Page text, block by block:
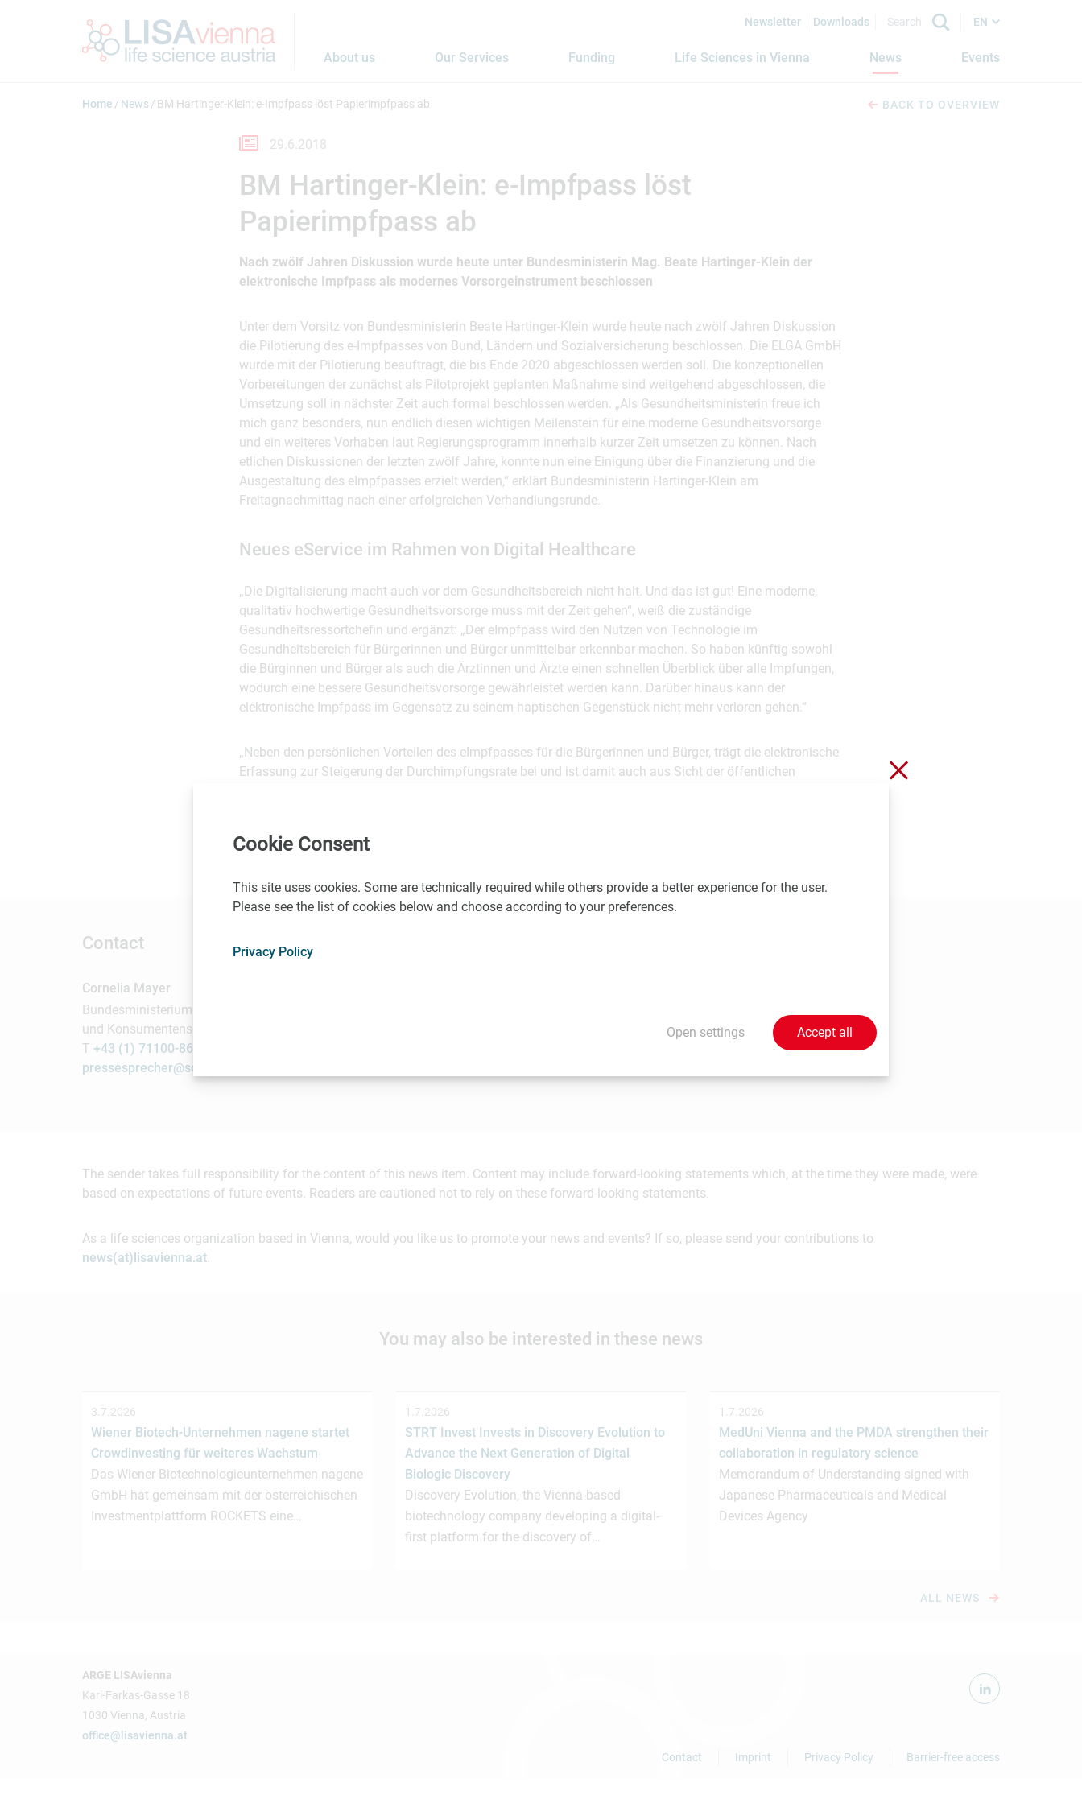
Newsletter Downloads EN
About us Our Services Funding Life Sciences in Vienna News Events
Home News BM Hartinger-Klein: e-Impfpass löst Papierimpfpass ab BACK TO OVERVIEW
29.6.2018
BM Hartinger-Klein: e-Impfpass löst
Papierimpfpass ab
Nach zwölf Jahren Diskussion wurde heute unter Bundesministerin Mag. Beate Hartinger-Klein der
elektronische Impfpass als modernes Vorsorgeinstrument beschlossen
Unter dem Vorsitz von Bundesministerin Beate Hartinger-Klein wurde heute nach zwölf Jahren Diskussion
die Pilotierung des e-Impfpasses von Bund, Ländern und Sozialversicherung beschlossen. Die ELGA GmbH
wurde mit der Pilotierung beauftragt, die bis Ende 2020 abgeschlossen werden soll. Die konzeptionellen
Vorbereitungen der zunächst als Pilotprojekt geplanten Maßnahme sind weitgehend abgeschlossen, die
Umsetzung soll in nächster Zeit auch formal beschlossen werden. „Als Gesundheitsministerin freue ich
mich ganz besonders, nun endlich diesen wichtigen Meilenstein für eine moderne Gesundheitsvorsorge
und ein weiteres Vorhaben laut Regierungsprogramm innerhalb kurzer Zeit umsetzen zu können. Nach
etlichen Diskussionen der letzten zwölf Jahre, konnte nun eine Einigung über die Finanzierung und die
Ausgestaltung des eImpfpasses erzielt werden,“ erklärt Bundesministerin Hartinger-Klein am
Freitagnachmittag nach einer erfolgreichen Verhandlungsrunde.
Neues eService im Rahmen von Digital Healthcare
„Die Digitalisierung macht auch vor dem Gesundheitsbereich nicht halt. Und das ist gut! Eine moderne,
qualitativ hochwertige Gesundheitsvorsorge muss mit der Zeit gehen“, weiß die zuständige
Gesundheitsressortchefin und ergänzt: „Der eImpfpass wird den Nutzen von Technologie im
Gesundheitsbereich für Bürgerinnen und Bürger unmittelbar erkennbar machen. So haben künftig sowohl
die Bürginnen und Bürger als auch die Ärztinnen und Ärzte einen schnellen Überblick über alle Impfungen,
wodurch eine bessere Gesundheitsvorsorge gewährleistet werden kann. Darüber hinaus kann der
elektronische Impfpass im Gegensatz zu seinem haptischen Gegenstück nicht mehr verloren gehen.“
„Neben den persönlichen Vorteilen des eImpfpasses für die Bürgerinnen und Bürger, trägt die elektronische
Erfassung zur Steigerung der Durchimpfungsrate bei und ist damit auch aus Sicht der öffentlichen
Neben der e-Medikation ist der e-Impfpass die zweite „Digital Healthcare Lösung“, die erfolgreich unter
Bundesministerin Hartinger-Klein umgesetzt wird.
Contact
Cornelia Mayer
Bundesministerium für Arbeit, Soziales, Gesundheit
und Konsumentenschutz, stv. Pressesprecherin
T +43 (1) 71100-86 2468
pressesprecher@sozialministerium.at
The sender takes full responsibility for the content of this news item. Content may include forward-looking statements which, at the time they were made, were
based on expectations of future events. Readers are cautioned not to rely on these forward-looking statements.
As a life sciences organization based in Vienna, would you like us to promote your news and events? If so, please send your contributions to
news(at)lisavienna.at.
You may also be interested in these news
3.7.2026
Wiener Biotech-Unternehmen nagene startet
Crowdinvesting für weiteres Wachstum
Das Wiener Biotechnologieunternehmen nagene
GmbH hat gemeinsam mit der österreichischen
Investmentplattform ROCKETS eine…
1.7.2026
STRT Invest Invests in Discovery Evolution to
Advance the Next Generation of Digital
Biologic Discovery
Discovery Evolution, the Vienna-based
biotechnology company developing a digital-
first platform for the discovery of…
1.7.2026
MedUni Vienna and the PMDA strengthen their
collaboration in regulatory science
Memorandum of Understanding signed with
Japanese Pharmaceuticals and Medical
Devices Agency
ALL NEWS
ARGE LISAvienna
Karl-Farkas-Gasse 18
1030 Vienna, Austria
office@lisavienna.at
Contact
Imprint Privacy Policy Barrier-free access
Close without saving
Cookie Consent
This site uses cookies. Some are technically required while others provide a better experience for the user.
Please see the list of cookies below and choose according to your preferences.
Privacy Policy
Open settings Accept all